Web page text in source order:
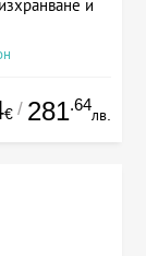
и
€ / 281.64
лв.